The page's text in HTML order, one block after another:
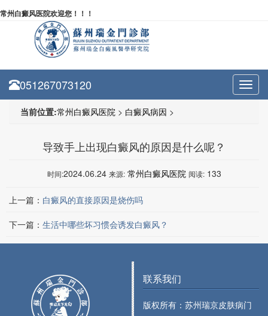
常州白癜风医院欢迎您！！！
051267073120
当前位置:常州白癜风医院 > 白癜风病因 >
导致手上出现白癜风的原因是什么呢？
时间:2024.06.24 来源: 常州白癜风医院 阅读: 133
上一篇： 白癜风的直接原因是烧伤吗
下一篇： 生活中哪些坏习惯会诱发白癜风？
联系我们
版权所有：苏州瑞京皮肤病门